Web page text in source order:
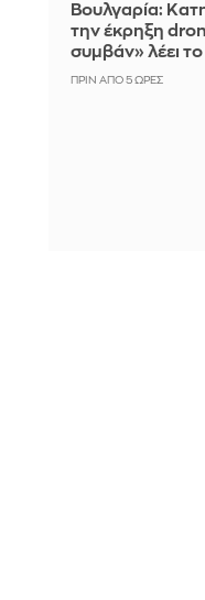
Βουλγαρία:
την έκρηξη
συμβάν» λέει
ΠΡΙΝ ΑΠΌ 5 ΏΡΕΣ